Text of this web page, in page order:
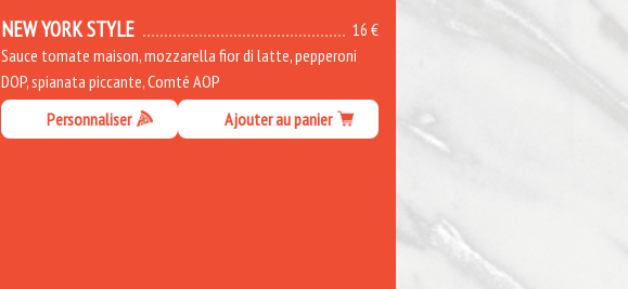
16 €
NEW YORK STYLE
Sauce tomate maison, mozzarella fior di latte, pepperoni
DOP, spianata piccante, Comté AOP
Personnaliser
Ajouter au panier